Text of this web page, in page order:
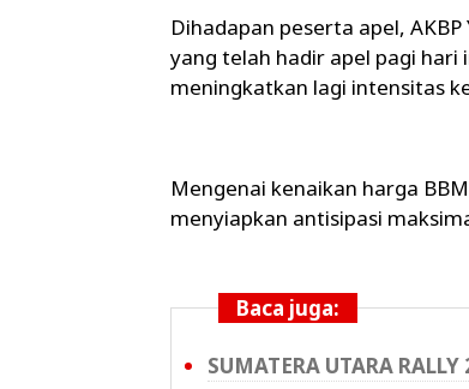
Dihadapan peserta apel,
yang telah hadir apel pagi hari
meningkatkan lagi intensitas
Mengenai kenaikan harga
menyiapkan antisipasi
Baca juga:
SUMATERA UTARA